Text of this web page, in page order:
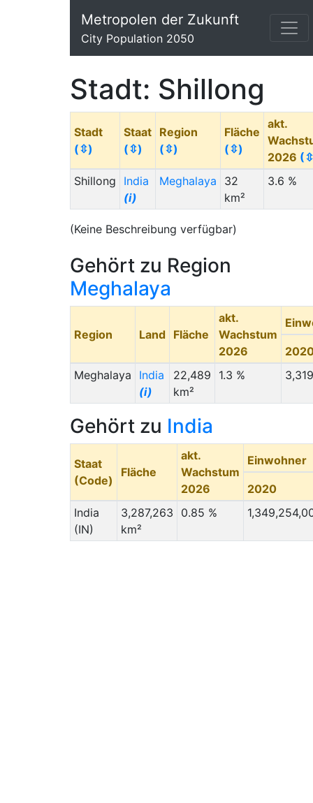
Metropolen der Zukunft
City Population 2050
Stadt: Shillong
Stadt
(⇳)
Staat
(⇳)
Region
(⇳)
Fläche
(⇳)
akt.
2026
Shillong
India
(i)
Meghalaya
32
km²
3.6 %
(Keine Beschreibung verfügbar)
Gehört zu Region
Meghalaya
Region Land Fläche
akt.
Wachstum
2026
Meghalaya
India
(i)
22,489
km²
1.3 %
Gehört zu India
Staat
(Code)
Fläche
akt.
Wachstum
2026
Einwohner
2020
India
(IN)
3,287,263
km²
0.85 %